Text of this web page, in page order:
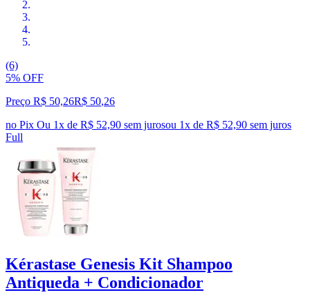
(6)
5% OFF
Preço R$ 50,26R$ 50,26
no Pix Ou 1x de R$ 52,90 sem jurosou 1x de R$ 52,90 sem juros
Full
Kérastase Genesis Kit Shampoo
Antiqueda + Condicionador